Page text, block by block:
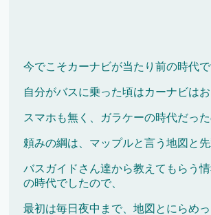
今でこそカーナビが当たり前の時代で
自分がバスに乗った頃はカーナビはお
スマホも無く、ガラケーの時代だった
頼みの綱は、マップルと言う地図と先
バスガイドさん達から教えてもらう
の時代でしたので、
最初は毎日夜中まで、地図とにらめ